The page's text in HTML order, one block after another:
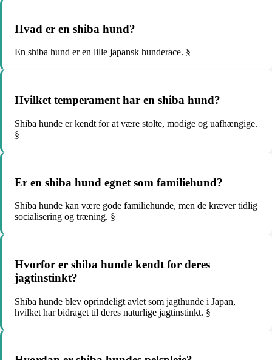
Hvad er en shiba hund?
En shiba hund er en lille japansk hunderace. §
Hvilket temperament har en shiba hund?
Shiba hunde er kendt for at være stolte, modige og uafhængige.
§
Er en shiba hund egnet som familiehund?
Shiba hunde kan være gode familiehunde, men de kræver tidlig
socialisering og træning. §
Hvorfor er shiba hunde kendt for deres
jagtinstinkt?
Shiba hunde blev oprindeligt avlet som jagthunde i Japan,
hvilket har bidraget til deres naturlige jagtinstinkt. §